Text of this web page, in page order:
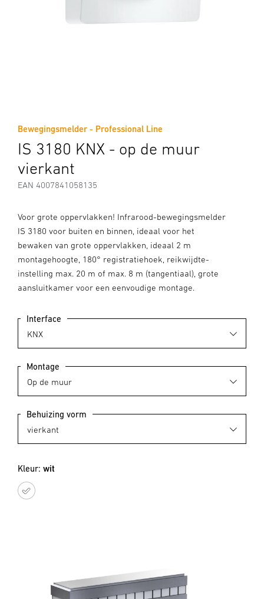
Bewegingsmelder - Professional Line
IS 3180 KNX - op de muur
vierkant
EAN 4007841058135
Voor grote oppervlakken! Infrarood-bewegingsmelder
IS 3180 voor buiten en binnen, ideaal voor het
bewaken van grote oppervlakken, ideaal 2 m
montagehoogte, 180° registratiehoek, reikwijdte-
instelling max. 20 m of max. 8 m (tangentiaal), grote
aansluitkamer voor een eenvoudige montage.
Interface
Montage
Behuizing vorm
Kleur: wit
wit